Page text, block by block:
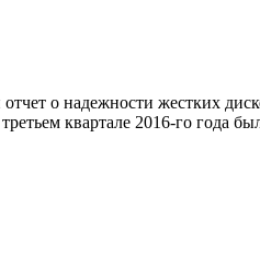
о надежности жестких
квартале 2016-го года